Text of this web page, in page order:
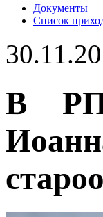
Документы
Список
В